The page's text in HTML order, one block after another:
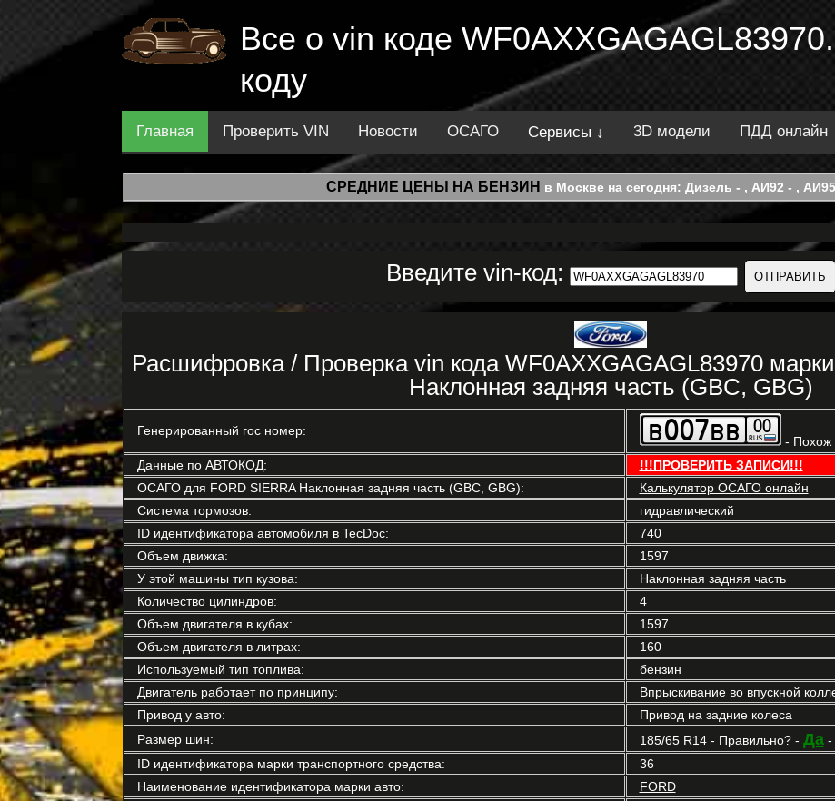
Все о vin коде
коду
Главная Проверить VIN Новости ОСАГО Сервисы ↓ 3D модели ПДД онлайн
СРЕДНИЕ ЦЕНЫ НА БЕНЗИН в Москве на сегодня: Дизель - , АИ92 - ,
Введите vin-код:
Расшифровка / Проверка vin кода WF0AXXGAGAGL83970
Наклонная задняя часть (GBC, GBG)
Генерированный гос номер:
- Похож
Данные по АВТОКОД:
!!!ПРОВЕРИТЬ ЗАПИСИ!!!
ОСАГО для FORD SIERRA Наклонная задняя часть (GBC, GBG):
Калькулятор ОСАГО онлайн
Система тормозов:
гидравлический
ID идентификатора автомобиля в TecDoc:
740
Объем движка:
1597
У этой машины тип кузова:
Наклонная задняя часть
Количество цилиндров:
4
Объем двигателя в кубах:
1597
Объем двигателя в литрах:
160
Используемый тип топлива:
бензин
Двигатель работает по принципу:
Впрыскивание во впускной
Привод у авто:
Привод на задние колеса
Размер шин:
185/65 R14 - Правильно? - Да-
ID идентификатора марки транспортного средства:
36
Наименование идентификатора марки авто:
FORD